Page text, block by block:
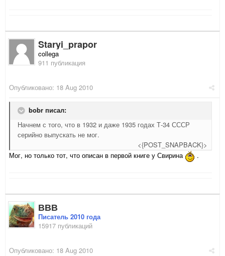
Staryi_prapor
collega
911 публикация
Опубликовано: 18 Aug 2010
bobr писал:
Начнем с того, что в 1932 и даже 1935 годах Т-34 СССР
серийно выпускать не мог.
<{POST_SNAPBACK}>
Мог, но только тот, что описан в первой книге у Свирина
.
ВВВ
Писатель 2010 года
15917 публикаций
Опубликовано: 18 Aug 2010